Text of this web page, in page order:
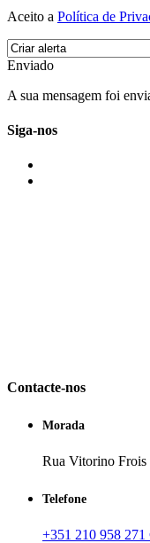
Aceito a Política de
Enviado
A sua mensagem foi
Siga-nos
Contacte-nos
Morada
Rua Vitorino Frois
Telefone
+351 210 958 271